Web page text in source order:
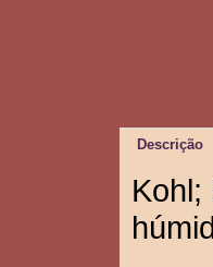
Descrição
Kohl;